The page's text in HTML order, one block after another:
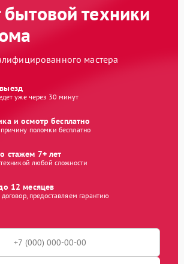
техники
мастера
уже через 30 минут
и осмотр бесплатно
поломки бесплатно
стажем 7+ лет
любой сложности
12 месяцев
предоставляем гарантию